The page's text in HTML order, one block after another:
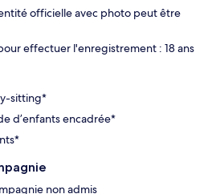
officielle avec photo peut être
effectuer l'enregistrement : 18 ans
sitting*
d’enfants encadrée*
non admis